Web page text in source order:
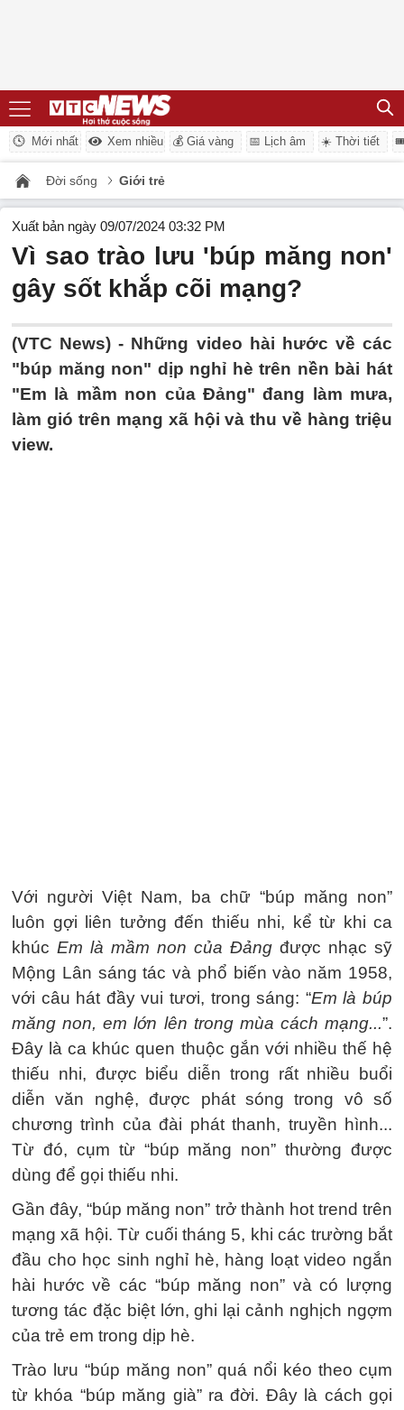
Mới nhất Xem nhiều 💰 Giá vàng 📅 Lịch âm ☀️ Thời tiết
Đời sống Giới trẻ
Xuất bản ngày 09/07/2024 03:32 PM
Vì sao trào lưu 'búp măng non'
gây sốt khắp cõi mạng?
(VTC News) - Những video hài hước về các
"búp măng non" dịp nghỉ hè trên nền bài hát
"Em là mầm non của Đảng" đang làm mưa,
làm gió trên mạng xã hội và thu về hàng triệu
view.
Với người Việt Nam, ba chữ “búp măng non”
luôn gợi liên tưởng đến thiếu nhi, kể từ khi ca
khúc Em là mầm non của Đảng được nhạc sỹ
Mộng Lân sáng tác và phổ biến vào năm 1958,
với câu hát đầy vui tươi, trong sáng: “Em là búp
măng non, em lớn lên trong mùa cách mạng...”.
Đây là ca khúc quen thuộc gắn với nhiều thế hệ
thiếu nhi, được biểu diễn trong rất nhiều buổi
diễn văn nghệ, được phát sóng trong vô số
chương trình của đài phát thanh, truyền hình...
Từ đó, cụm từ “búp măng non” thường được
dùng để gọi thiếu nhi.
Gần đây, “búp măng non” trở thành hot trend trên
mạng xã hội. Từ cuối tháng 5, khi các trường bắt
đầu cho học sinh nghỉ hè, hàng loạt video ngắn
hài hước về các “búp măng non” và có lượng
tương tác đặc biệt lớn, ghi lại cảnh nghịch ngợm
của trẻ em trong dịp hè.
Trào lưu “búp măng non” quá nổi kéo theo cụm
từ khóa “búp măng già” ra đời. Đây là cách gọi